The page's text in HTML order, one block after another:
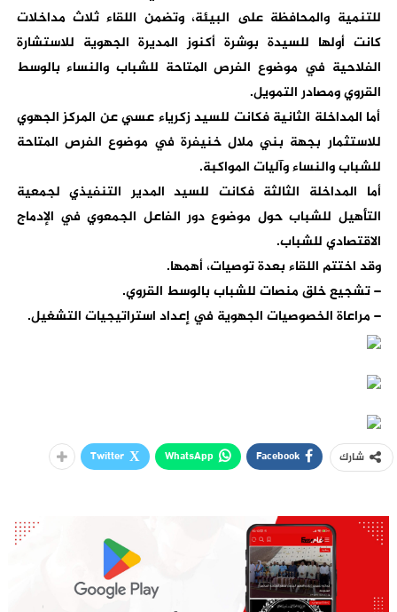
للتنمية والمحافظة على البيئة، وتضمن اللقاء ثلاث مداخلات
كانت أولها للسيدة بوشرة أكنوز المديرة الجهوية للاستشارة
الفلاحية في موضوع الفرص المتاحة للشباب والنساء بالوسط
القروي ومصادر التمويل.
أما المداخلة الثانية فكانت للسيد زكرياء عسي عن المركز الجهوي
للاستثمار بجهة بني ملال خنيفرة في موضوع الفرص المتاحة
للشباب والنساء وآليات المواكبة.
أما المداخلة الثالثة فكانت للسيد المدير التنفيذي لجمعية
التأهيل للشباب حول موضوع دور الفاعل الجمعوي في الإدماج
الاقتصادي للشباب.
وقد اختتم اللقاء بعدة توصيات، أهمها.
– تشجيع خلق منصات للشباب بالوسط القروي.
– مراعاة الخصوصيات الجهوية في إعداد استراتيجيات التشغيل.
شارك Facebook
WhatsApp
Twitter